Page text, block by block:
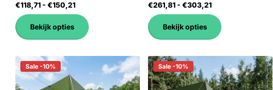
€118,71 - €150,21
Bekijk opties
€261,81 - €303,21
Bekijk opties
Sale -10% Sale -10%